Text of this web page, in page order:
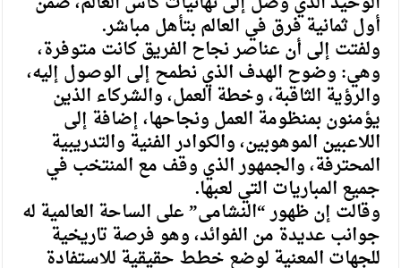
أول ثمانية فرق في العالم بتأهل مباشر.
ولفتت إلى أن عناصر نجاح الفريق كانت متوفرة،
وهي: وضوح الهدف الذي نطمح إلى الوصول إليه،
والرؤية الثاقبة، وخطة العمل، والشركاء الذين
يؤمنون بمنظومة العمل ونجاحها، إضافة إلى
اللاعبين الموهوبين، والكوادر الفنية والتدريبية
المحترفة، والجمهور الذي وقف مع المنتخب في
جميع المباريات التي لعبها.
وقالت إن ظهور “النشامى” على الساحة العالمية له
جوانب عديدة من الفوائد، وهو فرصة تاريخية
للجهات المعنية لوضع خطط حقيقية للاستفادة